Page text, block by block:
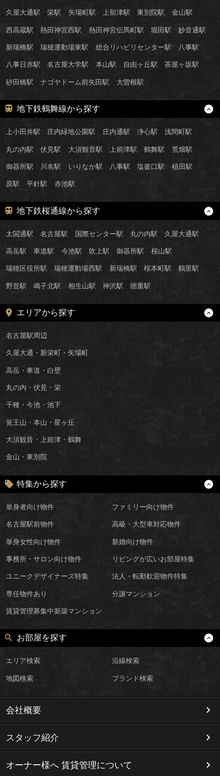
久屋大通駅 栄駅 矢場町駅 上前津駅 東別院駅 金山駅
西高蔵駅 熱田神宮西駅 熱田神宮伝馬町駅 堀田駅 妙音通駅
新瑞橋駅 瑞穂運動場東駅 総合リハビリセンター駅 八事駅
八事日赤駅 名古屋大学駅 本山駅 自由ヶ丘駅 茶屋ヶ坂駅
砂田橋駅 ナゴヤドーム前矢田駅 大曽根駅
地下鉄鶴舞線から探す
上小田井駅 庄内緑地公園駅 庄内通駅 浄心駅 浅間町駅
丸の内駅 伏見駅 大須観音駅 上前津駅 鶴舞駅 荒畑駅
御器所駅 川名駅 いりなか駅 八事駅 塩釜口駅 植田駅
原駅 平針駅 赤池駅
地下鉄桜通線から探す
太閤通駅 名古屋駅 国際センター駅 丸の内駅 久屋大通駅
高岳駅 車道駅 今池駅 吹上駅 御器所駅 桜山駅
瑞穂区役所駅 瑞穂運動場西駅 新瑞橋駅 桜本町駅 鶴里駅
野並駅 鳴子北駅 相生山駅 神沢駅 徳重駅
エリアから探す
名古屋駅周辺
久屋大通・新栄町・矢場町
高岳・車道・白壁
丸の内・伏見・栄
千種・今池・池下
覚王山・本山・星ヶ丘
大須観音・上前津・鶴舞
金山・東別院
特集から探す
単身者向け物件 ファミリー向け物件
名古屋駅前物件 高級・大型車対応物件
単身女性向け物件 新婚向け物件
事務所・サロン向け物件 リビングが広いお部屋特集
ユニークデザイナーズ特集 法人・転勤歓迎物件特集
専任物件あり 分譲マンション
賃貸管理募集中新築マンション
お部屋を探す
エリア検索 沿線検索
地図検索 ブランド検索
会社概要
スタッフ紹介
オーナー様へ 賃貸管理について